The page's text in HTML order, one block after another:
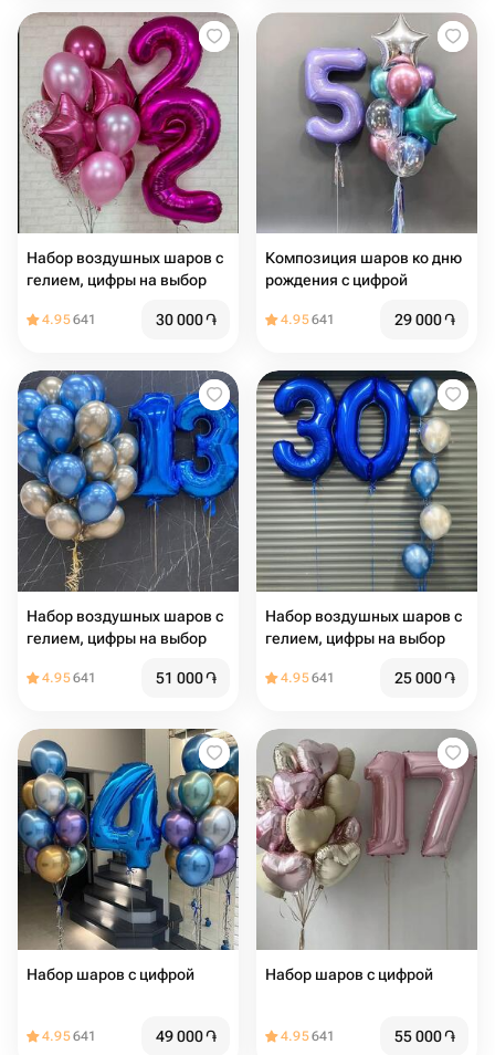
Набор воздушных шаров с
гелием, цифры на выбор
4.95641 30 000֏
Композиция шаров ко дню
рождения с цифрой
4.95641 29 000֏
Набор воздушных шаров с
гелием, цифры на выбор
4.95641 51 000֏
Набор воздушных шаров с
гелием, цифры на выбор
4.95641 25 000֏
Набор шаров с цифрой
4.95641 49 000֏
Набор шаров с цифрой
4.95641 55 000֏